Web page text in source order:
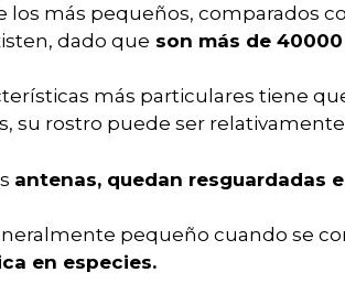
los más pequeños, comparados
dado que son más de
más particulares tiene
su rostro puede ser
antenas, quedan resguardadas
pequeño cuando se
en especies.